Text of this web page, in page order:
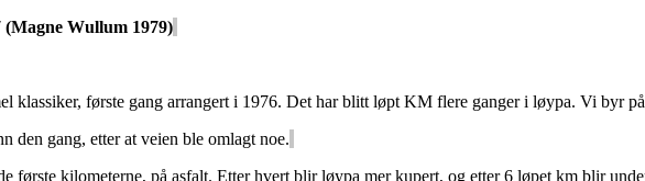
Wullum 1979)
klassiker, første gang arrangert i 1976. Det har blitt løpt KM flere ganger i løypa. Vi byr
den gang, etter at veien ble omlagt noe.
første kilometerne, på asfalt. Etter hvert blir løypa mer kupert, og etter 6 løpet km blir